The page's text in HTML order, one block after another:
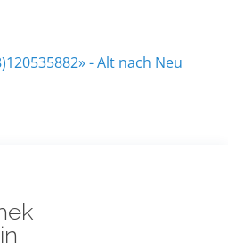
- Alt nach Neu